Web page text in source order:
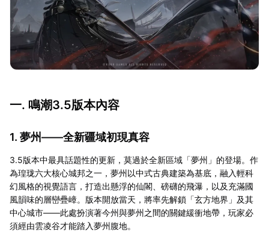
一. 鳴潮3.5版本內容
1. 夢州——全新疆域初現真容
3.5版本中最具話題性的更新，莫過於全新區域「夢州」的登場。作
為瑝珑六大核心城邦之一，夢州以中式古典建築為基底，融入輕科
幻風格的視覺語言，打造出懸浮的仙閣、磅礴的飛瀑，以及充滿國
風韻味的層巒疊嶂。版本開放當天，將率先解鎖「玄方地界」及其
中心城市——此處扮演著今州與夢州之間的關鍵緩衝地帶，玩家必
須經由雲凌谷才能踏入夢州腹地。